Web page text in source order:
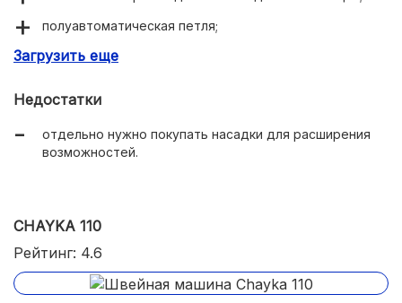
полуавтоматическая петля;
занимает мало места, относительно легкая;
стильно смотрится в интерьере.
Загрузить еще
Недостатки
отдельно нужно покупать насадки для расширения
возможностей.
CHAYKA 110
Рейтинг: 4.6